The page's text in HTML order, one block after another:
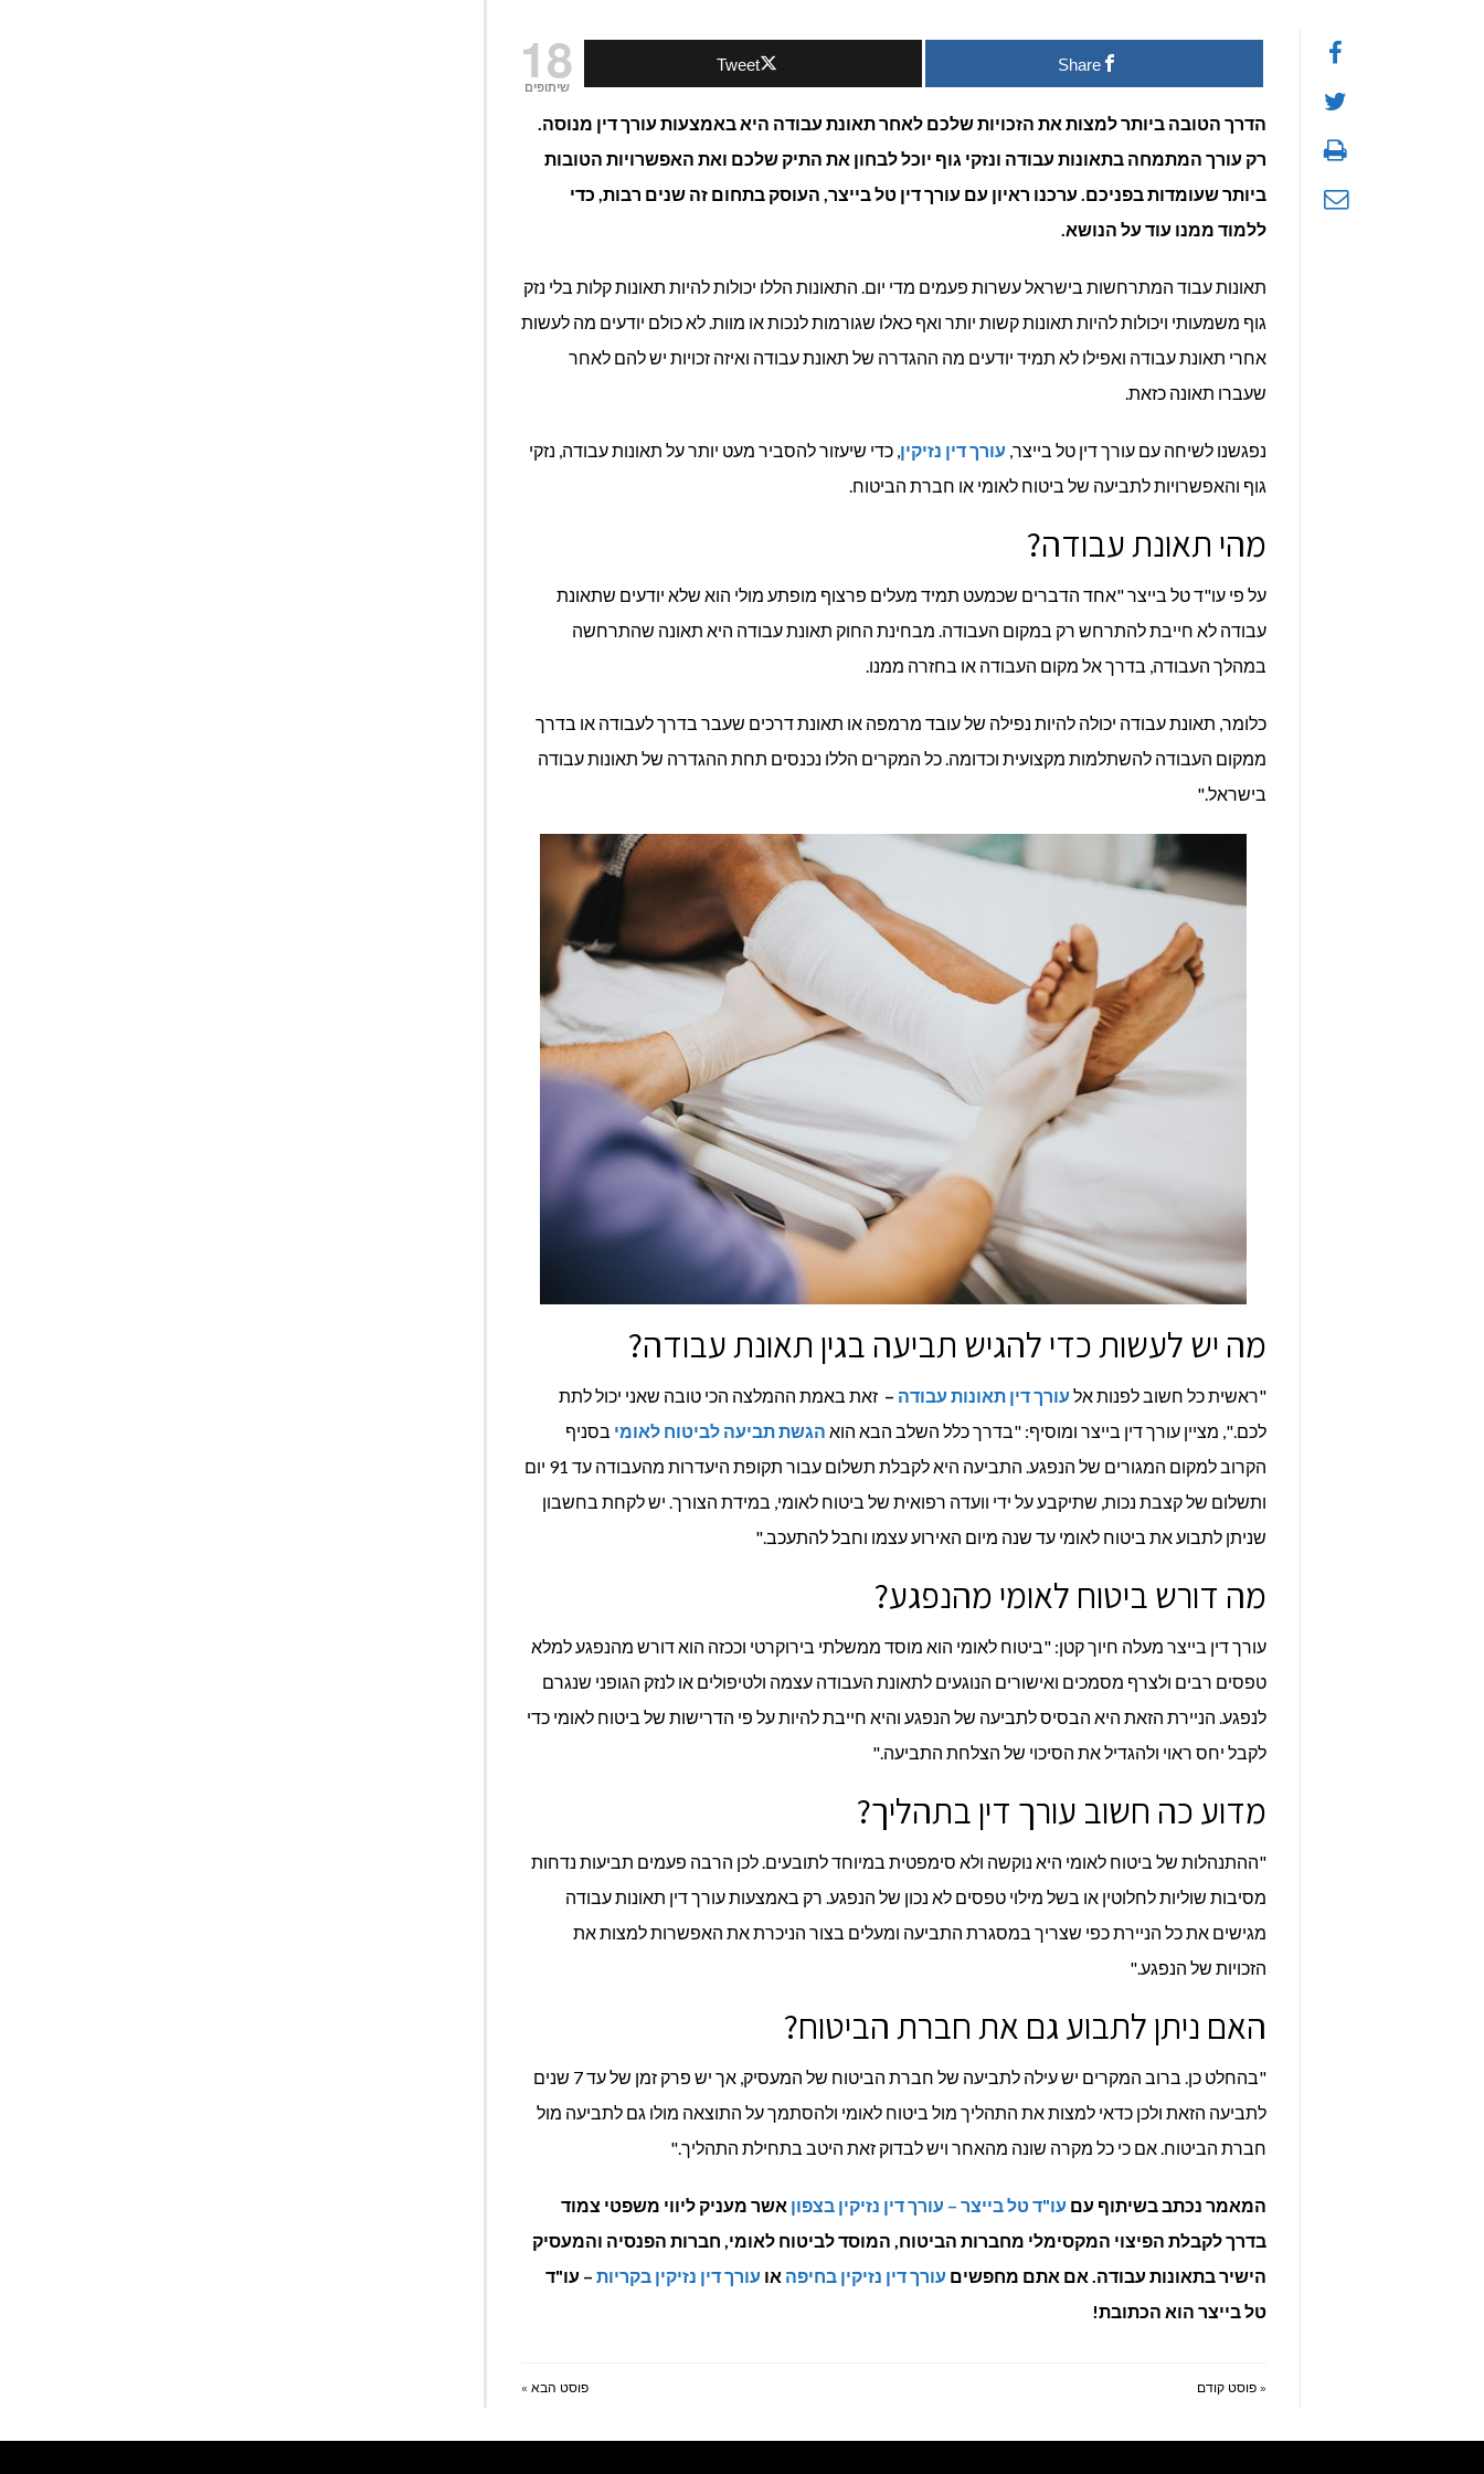
הזכויות
18
שיתופים
Share
Tweet
הדרך הטובה ביותר למצות את הזכויות שלכם לאחר תאונת עבודה היא באמצעות עורך דין מנוסה.
רק עורך המתמחה בתאונות עבודה ונזקי גוף יוכל לבחון את התיק שלכם ואת האפשרויות הטובות
ביותר שעומדות בפניכם. ערכנו ראיון עם עורך דין טל בייצר, העוסק בתחום זה שנים רבות, כדי
ללמוד ממנו עוד על הנושא.
תאונות עבוד המתרחשות בישראל עשרות פעמים מדי יום. התאונות הללו יכולות להיות תאונות קלות בלי נזק
גוף משמעותי ויכולות להיות תאונות קשות יותר ואף כאלו שגורמות לנכות או מוות. לא כולם יודעים מה לעשות
אחרי תאונת עבודה ואפילו לא תמיד יודעים מה ההגדרה של תאונת עבודה ואיזה זכויות יש להם לאחר
שעברו תאונה כזאת.
נפגשנו לשיחה עם עורך דין טל בייצר, עורך דין נזיקין, כדי שיעזור להסביר מעט יותר על תאונות עבודה, נזקי
גוף והאפשרויות לתביעה של ביטוח לאומי או חברת הביטוח.
מהי תאונת עבודה?
על פי עו"ד טל בייצר "אחד הדברים שכמעט תמיד מעלים פרצוף מופתע מולי הוא שלא יודעים שתאונת
עבודה לא חייבת להתרחש רק במקום העבודה. מבחינת החוק תאונת עבודה היא תאונה שהתרחשה
במהלך העבודה, בדרך אל מקום העבודה או בחזרה ממנו.
כלומר, תאונת עבודה יכולה להיות נפילה של עובד מרמפה או תאונת דרכים שעבר בדרך לעבודה או בדרך
ממקום העבודה להשתלמות מקצועית וכדומה. כל המקרים הללו נכנסים תחת ההגדרה של תאונות עבודה
בישראל."
מה יש לעשות כדי להגיש תביעה בגין תאונת עבודה?
"ראשית כל חשוב לפנות אל עורך דין תאונות עבודה – זאת באמת ההמלצה הכי טובה שאני יכול לתת
לכם.", מציין עורך דין בייצר ומוסיף: "בדרך כלל השלב הבא הוא הגשת תביעה לביטוח לאומי בסניף
הקרוב למקום המגורים של הנפגע. התביעה היא לקבלת תשלום עבור תקופת היעדרות מהעבודה עד 91 יום
ותשלום של קצבת נכות, שתיקבע על ידי וועדה רפואית של ביטוח לאומי, במידת הצורך. יש לקחת בחשבון
שניתן לתבוע את ביטוח לאומי עד שנה מיום האירוע עצמו וחבל להתעכב."
מה דורש ביטוח לאומי מהנפגע?
עורך דין בייצר מעלה חיוך קטן: "ביטוח לאומי הוא מוסד ממשלתי בירוקרטי וככזה הוא דורש מהנפגע למלא
טפסים רבים ולצרף מסמכים ואישורים הנוגעים לתאונת העבודה עצמה ולטיפולים או לנזק הגופני שנגרם
לנפגע. הניירת הזאת היא הבסיס לתביעה של הנפגע והיא חייבת להיות על פי הדרישות של ביטוח לאומי כדי
לקבל יחס ראוי ולהגדיל את הסיכוי של הצלחת התביעה."
מדוע כה חשוב עורך דין בתהליך?
"ההתנהלות של ביטוח לאומי היא נוקשה ולא סימפטית במיוחד לתובעים. לכן הרבה פעמים תביעות נדחות
מסיבות שוליות לחלוטין או בשל מילוי טפסים לא נכון של הנפגע. רק באמצעות עורך דין תאונות עבודה
מגישים את כל הניירת כפי שצריך במסגרת התביעה ומעלים בצור הניכרת את האפשרות למצות את
הזכויות של הנפגע."
האם ניתן לתבוע גם את חברת הביטוח?
"בהחלט כן. ברוב המקרים יש עילה לתביעה של חברת הביטוח של המעסיק, אך יש פרק זמן של עד 7 שנים
לתביעה הזאת ולכן כדאי למצות את התהליך מול ביטוח לאומי ולהסתמך על התוצאה מולו גם לתביעה מול
חברת הביטוח. אם כי כל מקרה שונה מהאחר ויש לבדוק זאת היטב בתחילת התהליך."
המאמר נכתב בשיתוף עם עו"ד טל בייצר – עורך דין נזיקין בצפון אשר מעניק ליווי משפטי צמוד
בדרך לקבלת הפיצוי המקסימלי מחברות הביטוח, המוסד לביטוח לאומי, חברות הפנסיה והמעסיק
הישיר בתאונות עבודה. אם אתם מחפשים עורך דין נזיקין בחיפה או עורך דין נזיקין בקריות – עו"ד
טל בייצר הוא הכתובת!
« פוסט קודם פוסט הבא »